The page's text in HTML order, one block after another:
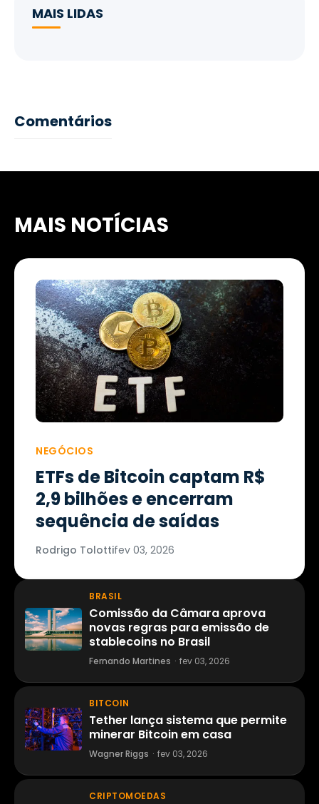
MAIS LIDAS
Comentários
MAIS NOTÍCIAS
NEGÓCIOS
ETFs de Bitcoin captam R$
2,9 bilhões e encerram
sequência de saídas
Rodrigo Tolottifev 03, 2026
BRASIL
Comissão da Câmara aprova
novas regras para emissão de
stablecoins no Brasil
Fernando Martines · fev 03, 2026
BITCOIN
Tether lança sistema que permite
minerar Bitcoin em casa
Wagner Riggs · fev 03, 2026
CRIPTOMOEDAS